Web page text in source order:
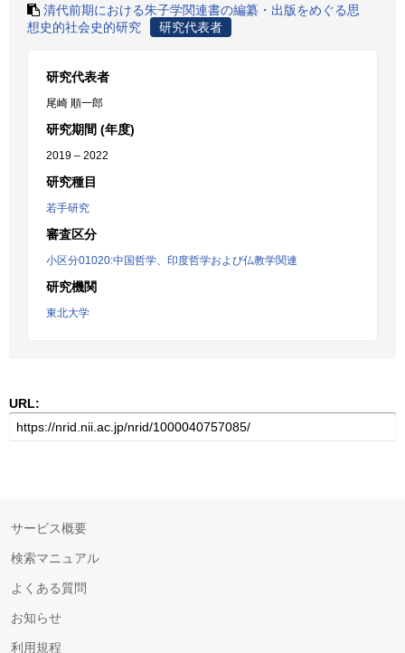
清代前期における朱子学関連書の編纂・出版をめぐる思
想史的社会史的研究
研究代表者
研究代表者
尾崎 順一郎
研究期間 (年度)
2019 – 2022
研究種目
若手研究
審査区分
小区分01020:中国哲学、印度哲学および仏教学関連
研究機関
東北大学
URL:
サービス概要
検索マニュアル
よくある質問
お知らせ
利用規程